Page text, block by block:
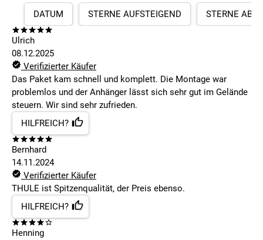
DATUM
STERNE AUFSTEIGEND STERNE
Ulrich
08.12.2025
Verifizierter Käufer
Das Paket kam schnell und komplett. Die Montage war
problemlos und der Anhänger lässt sich sehr gut im Gelände
steuern. Wir sind sehr zufrieden.
HILFREICH?
Bernhard
14.11.2024
Verifizierter Käufer
THULE ist Spitzenqualität, der Preis ebenso.
HILFREICH?
Henning